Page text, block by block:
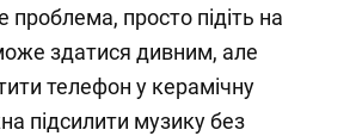
проблема, просто підіть на
здатися дивним, але
телефон у керамічну
підсилити музику без